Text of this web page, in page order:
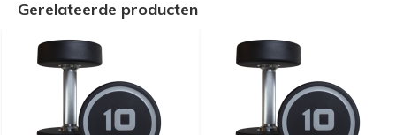
Gerelateerde producten